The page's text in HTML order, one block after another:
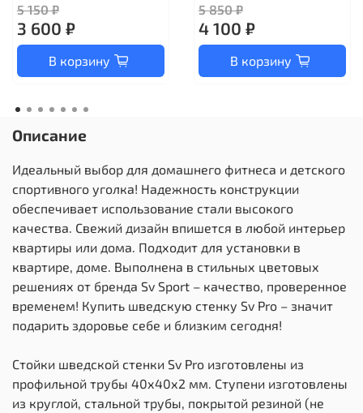
5 150 ₽
3 600 ₽
В корзину
5 850 ₽
4 100 ₽
В корзину
Описание
Идеальный выбор для домашнего фитнеса и детского
спортивного уголка! Надежность конструкции
обеспечивает использование стали высокого
качества. Свежий дизайн впишется в любой интерьер
квартиры или дома. Подходит для установки в
квартире, доме. Выполнена в стильных цветовых
решениях от бренда Sv Sport – качество, проверенное
временем! Купить шведскую стенку Sv Pro – значит
подарить здоровье себе и близким сегодня!
Стойки шведской стенки Sv Pro изготовлены из
профильной трубы 40х40х2 мм. Ступени изготовлены
из круглой, стальной трубы, покрытой резиной (не